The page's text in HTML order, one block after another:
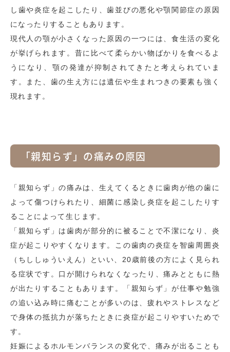
し歯や炎症を起こしたり、歯並びの悪化や顎関節症の原因
になったりすることもあります。
現代人の顎が小さくなった原因の一つには、食生活の変化
が挙げられます。昔に比べて柔らかい物ばかりを食べるよ
うになり、顎の発達が抑制されてきたと考えられていま
す。また、歯の生え方には遺伝や生まれつきの要素も強く
現れます。
「親知らず」の痛みの原因
「親知らず」の痛みは、生えてくるときに歯肉が他の歯に
よって傷つけられたり、細菌に感染し炎症を起こしたりす
ることによって生じます。
「親知らず」は歯肉が部分的に被ることで不潔になり、炎
症が起こりやすくなります。この歯肉の炎症を智歯周囲炎
（ちししゅういえん）といい、20歳前後の方によく見られ
る症状です。口が開けられなくなったり、痛みとともに熱
が出たりすることもあります。「親知らず」が仕事や勉強
の追い込み時に痛むことが多いのは、疲れやストレスなど
で身体の抵抗力が落ちたときに炎症が起こりやすいためで
す。
妊娠によるホルモンバランスの変化で、痛みが出ることも